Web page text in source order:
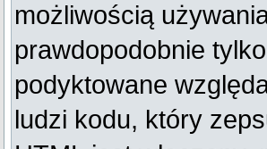
możliwością
prawdopodobnie
podyktowane
ludzi kodu, który